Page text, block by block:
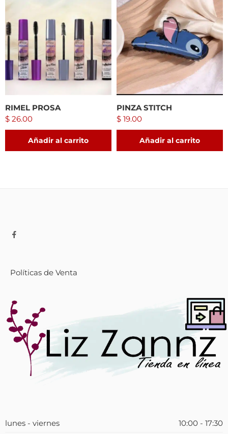
RIMEL PROSA
$ 26.00
Añadir al carrito
PINZA STITCH
$ 19.00
Añadir al carrito
Políticas de Venta
lunes - viernes 10:00 - 17:30